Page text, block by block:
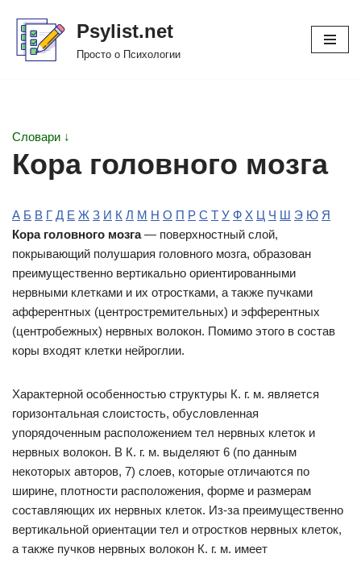
Перейти
Psylist.net
Просто о Психологии
Словари ↓
Кора головного мозга
А Б В Г Д Е Ж З И К Л М Н О П Р С Т У Ф Х Ц Ч Ш Э Ю Я
Кора головного мозга— поверхностный слой,
покрывающий полушария головного мозга, образован
преимущественно вертикально ориентированными
нервными клетками и их отростками, а также пучками
афферентных (центростремительных) и эфферентных
(центробежных) нервных волокон. Помимо этого в состав
коры входят клетки нейроглии.
Характерной особенностью структуры К. г. м. является
горизонтальная слоистость, обусловленная
упорядоченным расположением тел нервных клеток и
нервных волокон. В К. г. м. выделяют 6 (по данным
некоторых авторов, 7) слоев, которые отличаются по
ширине, плотности расположения, форме и размерам
составляющих их нервных клеток. Из-за преимущественно
вертикальной ориентации тел и отростков нервных клеток,
а также пучков нервных волокон К. г. м. имеет